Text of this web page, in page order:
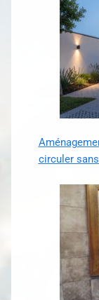
circuler